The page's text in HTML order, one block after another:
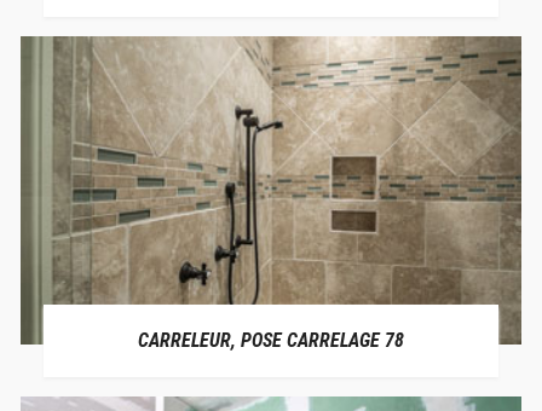
CARRELEUR, POSE CARRELAGE 78